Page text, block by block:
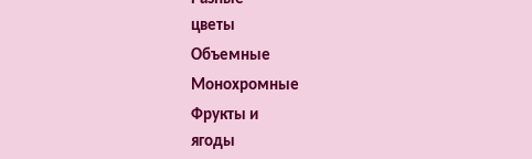
цветы
Объемные
Монохромные
Фрукты и
ягоды